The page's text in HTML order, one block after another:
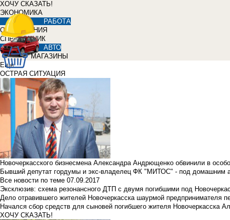
ХОЧУ СКАЗАТЬ!
ЭКОНОМИКА
РАБОТА
ОБЪЯВЛЕНИЯ
СПРАВОЧНИК
АВТО
МАГАЗИНЫ
Еще
ОСТРАЯ СИТУАЦИЯ
Новочеркасского бизнесмена Александра Андрющенко обвинили в
Бывший депутат гордумы и экс-владелец ФК "МИТОС" - под домашним
Все новости по теме 07.09.2017
Эксклюзив: схема резонансного ДТП с двумя погибшими под
Дело отравившего жителей Новочеркасска шаурмой предпринимателя
Начался сбор средств для сыновей погибшего жителя Новочеркасска
ХОЧУ СКАЗАТЬ!